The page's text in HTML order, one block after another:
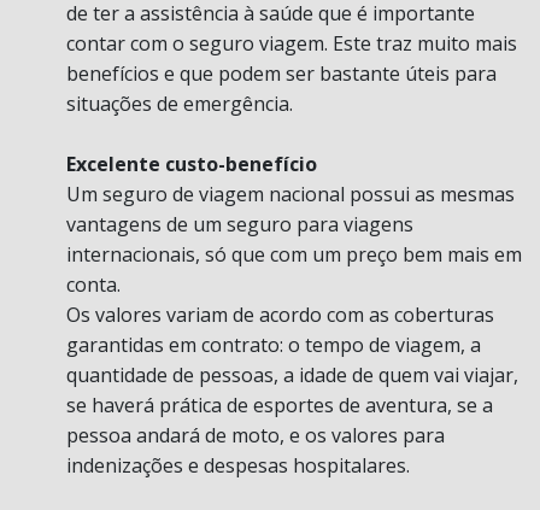
de ter a assistência à saúde que é importante
contar com o seguro viagem. Este traz muito mais
benefícios e que podem ser bastante úteis para
situações de emergência.
Excelente custo-benefício
Um seguro de viagem nacional possui as mesmas
vantagens de um seguro para viagens
internacionais, só que com um preço bem mais em
conta.
Os valores variam de acordo com as coberturas
garantidas em contrato: o tempo de viagem, a
quantidade de pessoas, a idade de quem vai viajar,
se haverá prática de esportes de aventura, se a
pessoa andará de moto, e os valores para
indenizações e despesas hospitalares.